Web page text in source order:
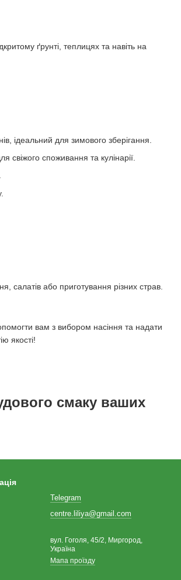
ґрунті, теплицях та навіть на
ідеальний для зимового зберігання.
свіжого споживання та кулінарії.
салатів або приготування різних страв.
вам з вибором насіння та надати
якості!
смаку ваших
Telegram
centre.liliya@gmail.com
вул. Гоголя, 45/2, Миргород,
Україна
Мапа проїзду